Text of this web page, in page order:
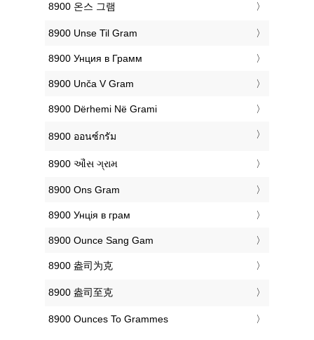
‎8900 온스 그램
‎8900 Unse Til Gram
‎8900 Унция в Грамм
‎8900 Unča V Gram
‎8900 Dërhemi Në Grami
‎8900 ออนซ์กรัม
‎8900 ઔંસ ગ્રામ
‎8900 Ons Gram
‎8900 Унція в грам
‎8900 Ounce Sang Gam
‎8900 盎司为克
‎8900 盎司至克
‎8900 Ounces To Grammes